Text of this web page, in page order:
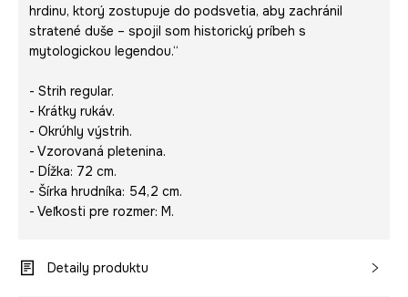
hrdinu, ktorý zostupuje do podsvetia, aby zachránil
stratené duše – spojil som historický príbeh s
mytologickou legendou.“
- Strih regular.
- Krátky rukáv.
- Okrúhly výstrih.
- Vzorovaná pletenina.
- Dĺžka: 72 cm.
- Šírka hrudníka: 54,2 cm.
- Veľkosti pre rozmer: M.
Detaily produktu